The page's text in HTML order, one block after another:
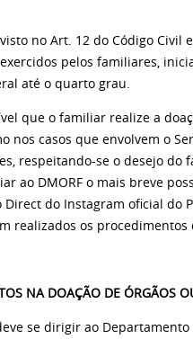
no Art. 12 do Código Civil
pelos familiares,
até o quarto grau.
que o familiar realize a
nos casos que envolvem o
respeitando-se o desejo
ao DMORF o mais breve
Direct do Instagram oficial do
realizados os procedimentos
NA DOAÇÃO DE ÓRGÃOS
se dirigir ao Departamento